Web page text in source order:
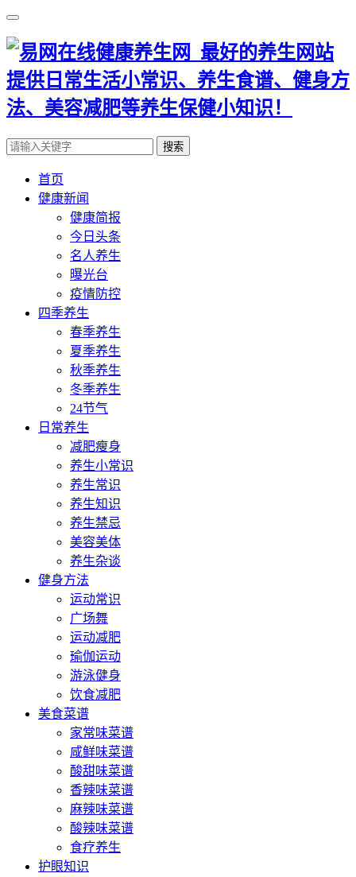
搜索
首页
健康新闻
健康简报
今日头条
名人养生
曝光台
疫情防控
四季养生
春季养生
夏季养生
秋季养生
冬季养生
24节气
日常养生
减肥瘦身
养生小常识
养生常识
养生知识
养生禁忌
美容美体
养生杂谈
健身方法
运动常识
广场舞
运动减肥
瑜伽运动
游泳健身
饮食减肥
美食菜谱
家常味菜谱
咸鲜味菜谱
酸甜味菜谱
香辣味菜谱
麻辣味菜谱
酸辣味菜谱
食疗养生
护眼知识